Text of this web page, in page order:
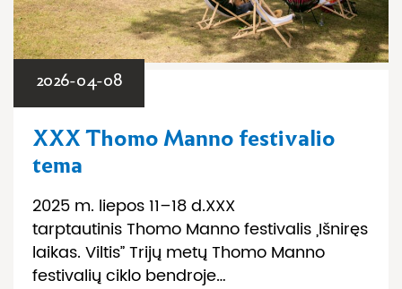
2026-04-08
XXX Thomo Manno festivalio
tema
2025 m. liepos 11–18 d.XXX
tarptautinis Thomo Manno festivalis „Išniręs
laikas. Viltis” Trijų metų Thomo Manno
festivalių ciklo bendroje…